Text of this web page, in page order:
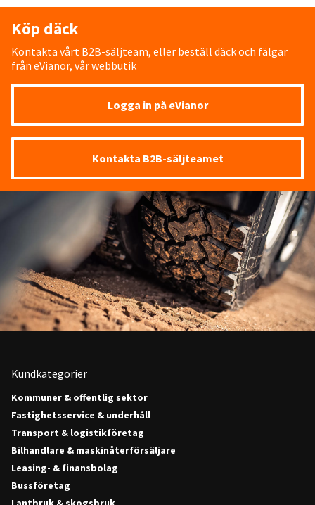
Köp däck
Kontakta vårt B2B-säljteam, eller beställ däck och fälgar
från eVianor, vår webbutik
Logga in på eVianor
Kontakta B2B-säljteamet
Kundkategorier
Kommuner & offentlig sektor
Fastighetsservice & underhåll
Transport & logistikföretag
Bilhandlare & maskinåterförsäljare
Leasing- & finansbolag
Bussföretag